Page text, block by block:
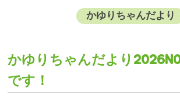
かゆりちゃんだより
かゆりちゃんだより
です！